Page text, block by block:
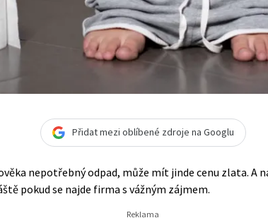
Přidat mezi oblíbené zdroje na Googlu
nepotřebný odpad, může mít jinde cenu zlata. A
pokud se najde firma s vážným zájmem.